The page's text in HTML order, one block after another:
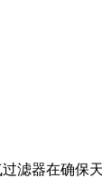
滤器在确保